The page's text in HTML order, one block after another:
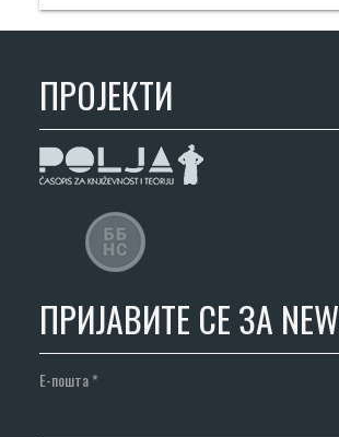
ПРОЈЕКТИ
ПРИЈАВИТЕ СЕ ЗА
Е-пошта*